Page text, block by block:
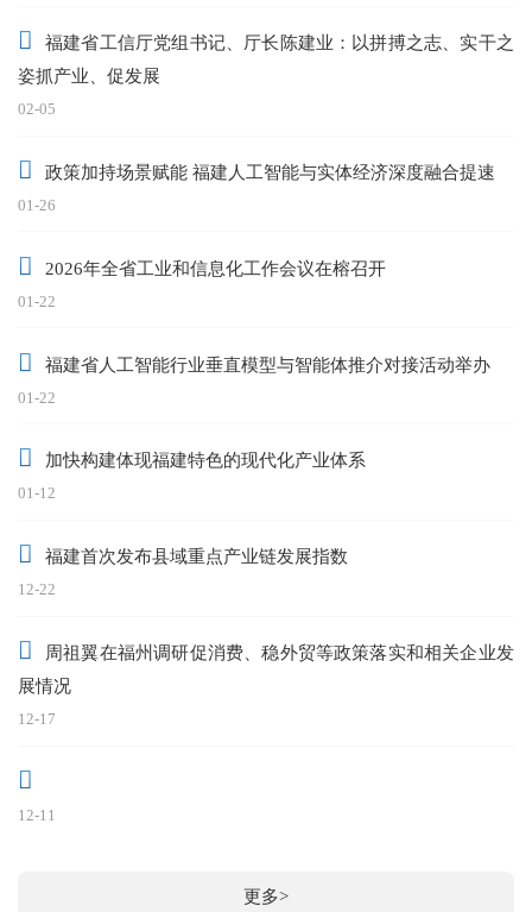
福建省工信厅党组书记、厅长陈建业：以拼搏之志、实干之
姿抓产业、促发展
02-05
政策加持场景赋能 福建人工智能与实体经济深度融合提速
01-26
2026年全省工业和信息化工作会议在榕召开
01-22
福建省人工智能行业垂直模型与智能体推介对接活动举办
01-22
加快构建体现福建特色的现代化产业体系
01-12
福建首次发布县域重点产业链发展指数
12-22
周祖翼在福州调研促消费、稳外贸等政策落实和相关企业发
展情况
12-17
12-11
更多>